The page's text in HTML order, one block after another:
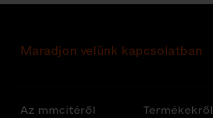
Maradjon velünk kapcsolatban
Az mmcitéről Termékekről